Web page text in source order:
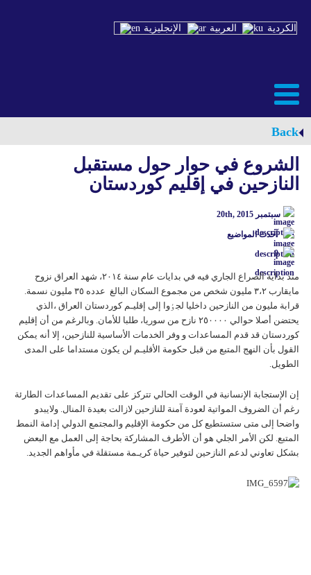
الإنجليزية العربية الكردية
Back
الشروع في حوار حول مستقبل
النازحين في إقليم كوردستان
سبتمبر 20th, 2015
آحدث المواضيع
0
منذ بداية الصراع الجاري فيه في بدايات عام سنة ٢٠١٤، شهد العراق نزوح
مايقارب ٣،٢ مليون شخص من مجموع السکان البالغ عدده ٣٥ مليون نسمة.
قرابة مليون من النازحين داخليا لجٶوا إلی إقليـم كوردستان العراق ،الذي
يحتضن أصلا حوالي ٢٥٠٠٠٠ نازح من سوريا، طلبا للأمان. وبالرغم من أن إقليم
كوردستان قد قدم المساعدات و وفر الخدمات الأساسية للنازحين، إلا أنه يمکن
القول بأن النهج المتبع من قبل حکومة الأقليـم لن يکون مستداما علی المدی
الطويل.
إن الإستجابة الإنسانية في الوقت الحالي تترکز علی تقديم المساعدات الطارئة
رغم أن الضروف المواتية لعودة آمنة للنازحين لازالت بعيدة المنال. ولايبدو
واضحا إلی متی ستستطيع کل من حکومة الإقليم والمجتمع الدولي إدامة النمط
المتبع. لکن الأمر الجلي هو أن الأطرف المشارکة بحاجة إلی العمل مع البعض
بشکل تعاوني لدعم النازحين لتوفير حياة کريـمة مستقلة في مأواهم الجديد.